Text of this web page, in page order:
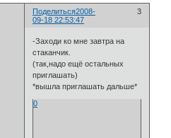
Поделиться 3
2008-
09-18 22:53:47
-Заходи ко мне завтра на
стаканчик.
(так,надо ещё остальных
приглашать)
*вышла приглашать дальше*
0